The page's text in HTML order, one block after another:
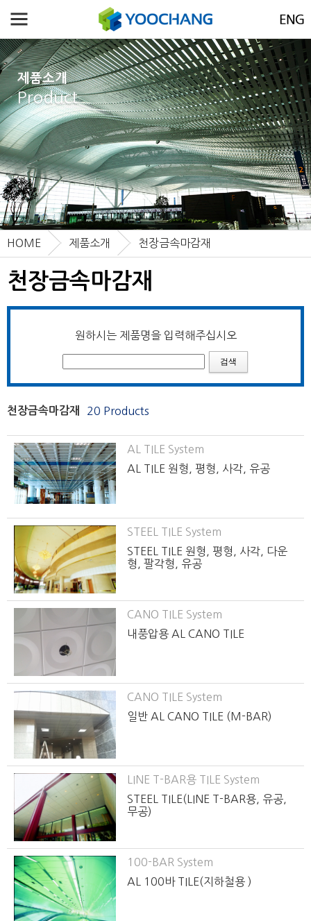
제품소개
Product
천장금속마감재
HOME 제품소개 천장금속마감재
원하시는 제품명을 입력해주십시오
천장금속마감재 20 Products
AL TILE System
AL TILE 원형, 평형, 사각, 유공
STEEL TILE System
STEEL TILE 원형, 평형, 사각, 다운
형, 팔각형, 유공
CANO TILE System
내풍압용 AL CANO TILE
CANO TILE System
일반 AL CANO TILE (M-BAR)
LINE T-BAR용 TILE System
STEEL TILE(LINE T-BAR용, 유공,
무공)
100-BAR System
AL 100바 TILE(지하철용 )